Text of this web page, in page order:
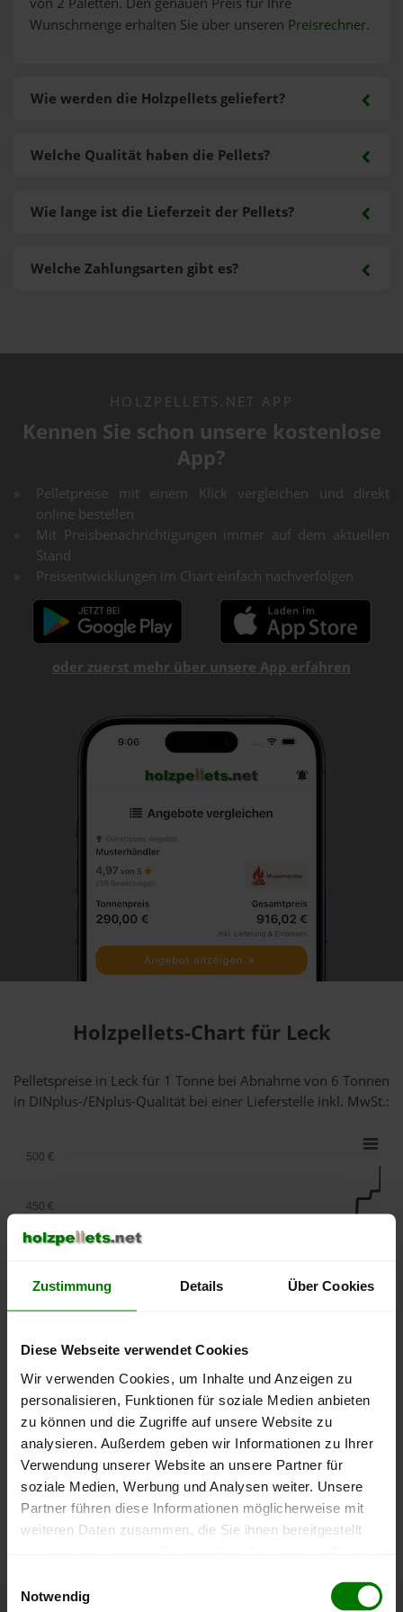
Zustimmung Details Über Cookies
Diese Webseite verwendet Cookies
Wir verwenden Cookies, um Inhalte und Anzeigen zu
personalisieren, Funktionen für soziale Medien anbieten
zu können und die Zugriffe auf unsere Website zu
analysieren. Außerdem geben wir Informationen zu Ihrer
Verwendung unserer Website an unsere Partner für
soziale Medien, Werbung und Analysen weiter. Unsere
Partner führen diese Informationen möglicherweise mit
weiteren Daten zusammen, die Sie ihnen bereitgestellt
Notwendig
Wunschmenge erhalten Sie über unseren Preisrechner.
Wie werden die Holzpellets geliefert?
Welche Zahlungsarten gibt es?
Welche Qualität haben die Pellets?
Wie lange ist die Lieferzeit der Pellets?
HOLZPELLETS.NET APP
Kennen Sie schon unsere kostenlose
App?
Pelletpreise mit einem Klick vergleichen und direkt
online bestellen
Mit Preisbenachrichtigungen immer auf dem aktuellen
Stand
Preisentwicklungen im Chart einfach nachverfolgen
oder zuerst mehr über unsere App erfahren
Holzpellets-Chart für Leck
Pelletspreise in Leck für 1 Tonne bei Abnahmevon 6 Tonnen
in DINplus-/ENplus-Qualität bei einer Lieferstelle inkl. MwSt.:
lose Ware Sackware
September
Januar
Mai
250 €
300 €
450 €
500 €
Die aktuelle Preisentwicklung für Holzpellets in Deutschland
können Sie jederzeit auf unsererPelletspreise-Seite
nachvollziehen.